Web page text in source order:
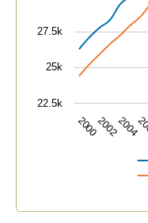
200020022004
22.5k
25k
27.5k